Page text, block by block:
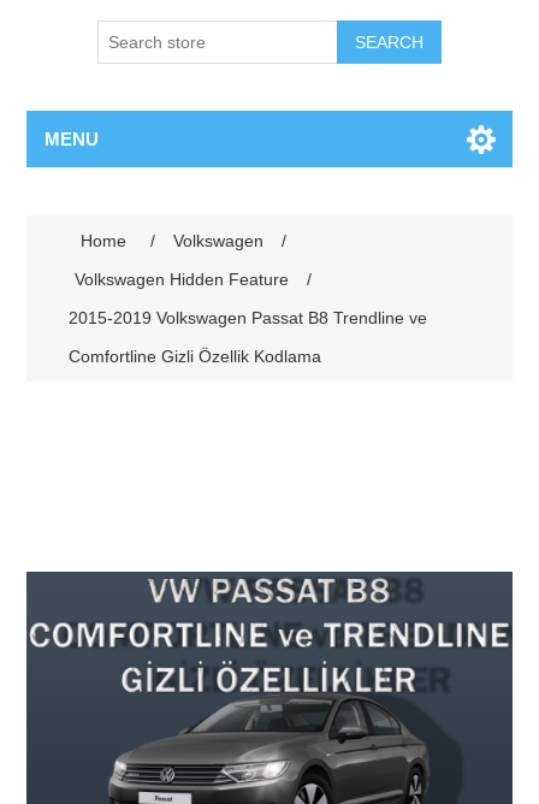
SEARCH
MENU
Home / Volkswagen
/
Volkswagen Hidden Feature
/
2015-2019 Volkswagen Passat B8 Trendline ve
Comfortline Gizli Özellik Kodlama